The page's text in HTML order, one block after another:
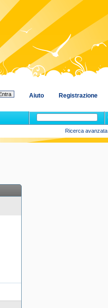
Registrazione
Aiuto
Ricerca avanzata